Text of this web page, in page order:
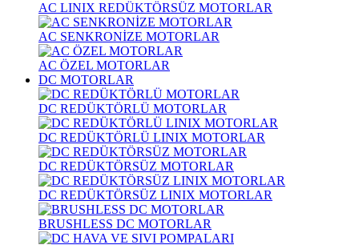
AC LINIX REDÜKTÖRSÜZ MOTORLAR
AC SENKRONİZE MOTORLAR
AC ÖZEL MOTORLAR
DC MOTORLAR
DC REDÜKTÖRLÜ MOTORLAR
DC REDÜKTÖRLÜ LINIX MOTORLAR
DC REDÜKTÖRSÜZ MOTORLAR
DC REDÜKTÖRSÜZ LINIX MOTORLAR
BRUSHLESS DC MOTORLAR